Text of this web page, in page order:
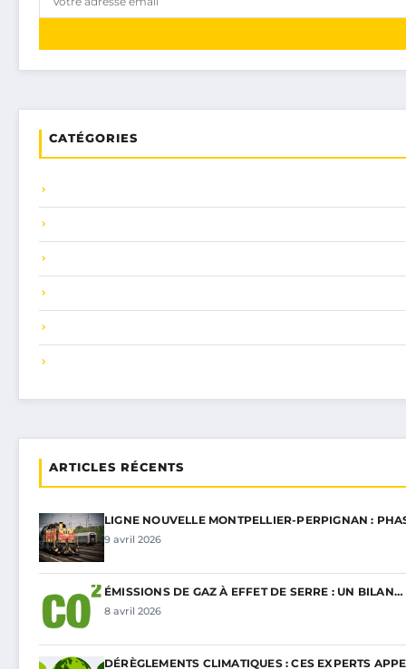
CATÉGORIES
ARTICLES RÉCENTS
LIGNE NOUVELLE MONTPELLIER-PERPIGNAN :
9 avril 2026
ÉMISSIONS DE GAZ À EFFET DE SERRE : UN BILAN…
8 avril 2026
DÉRÈGLEMENTS CLIMATIQUES : CES EXPERTS